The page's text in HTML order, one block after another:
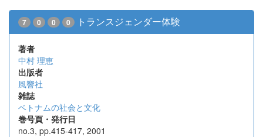
7 0 0 0 トランスジェンダー体験
著者
中村 理恵
出版者
風響社
雑誌
ベトナムの社会と文化
巻号頁・発行日
no.3, pp.415-417, 2001